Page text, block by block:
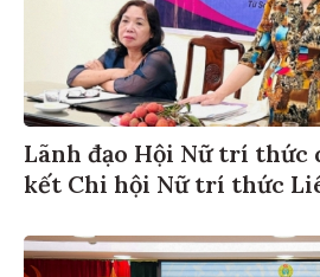
Lãnh đạo Hội Nữ trí thức
kết Chi hội Nữ trí thức